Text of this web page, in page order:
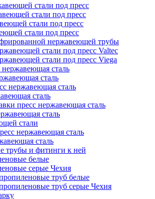
стали под пресс
стали под пресс
стали под пресс
стали под пресс
нержавеющей трубы
стали под пресс Valtec
стали под пресс Viega
нержавеющая сталь
сталь
нержавеющая сталь
сталь
пресс нержавеющая сталь
сталь
стали
нержавеющая сталь
сталь
трубы и фитинги к ней
белые
серые Чехия
труб белые
труб серые Чехия